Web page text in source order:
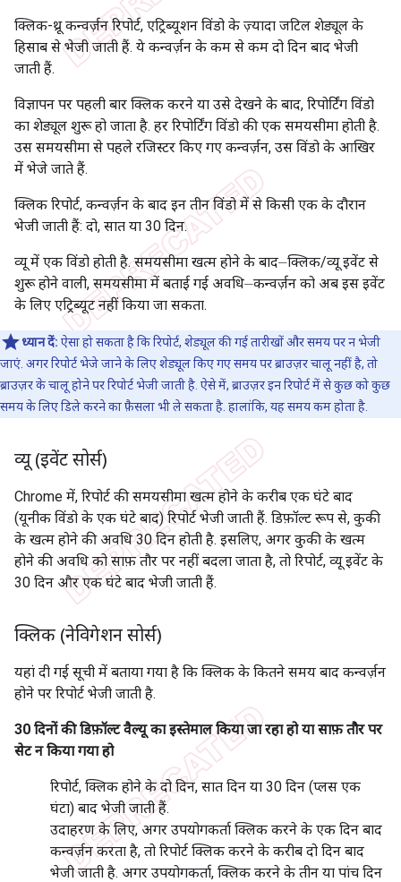
क्लिक-थ्रू कन्वर्ज़न रिपोर्ट, एट्रिब्यूशन विंडो के ज़्यादा जटिल शेड्यूल के
हिसाब से भेजी जाती हैं. ये कन्वर्ज़न के कम से कम दो दिन बाद भेजी
जाती हैं.
विज्ञापन पर पहली बार क्लिक करने या उसे देखने के बाद, रिपोर्टिंग विंडो
का शेड्यूल शुरू हो जाता है. हर रिपोर्टिंग विंडो की एक समयसीमा होती है.
उस समयसीमा से पहले रजिस्टर किए गए कन्वर्ज़न, उस विंडो के आखिर
में भेजे जाते हैं.
क्लिक रिपोर्ट, कन्वर्ज़न के बाद इन तीन विंडो में से किसी एक के दौरान
भेजी जाती हैं: दो, सात या 30 दिन.
व्यू में एक विंडो होती है. समयसीमा खत्म होने के बाद⏤क्लिक/व्यू इवेंट से
शुरू होने वाली, समयसीमा में बताई गई अवधि⏤कन्वर्ज़न को अब इस इवेंट
के लिए एट्रिब्यूट नहीं किया जा सकता.
ध्यान दें: ऐसा हो सकता है कि रिपोर्ट, शेड्यूल की गई तारीखों और समय पर न भेजी
जाएं. अगर रिपोर्ट भेजे जाने के लिए शेड्यूल किए गए समय पर ब्राउज़र चालू नहीं है, तो
ब्राउज़र के चालू होने पर रिपोर्ट भेजी जाती है. ऐसे में, ब्राउज़र इन रिपोर्ट में से कुछ को कुछ
समय के लिए डिले करने का फ़ैसला भी ले सकता है. हालांकि, यह समय कम होता है.
व्यू (इवेंट सोर्स)
Chrome में, रिपोर्ट की समयसीमा खत्म होने के करीब एक घंटे बाद
(यूनीक विंडो के एक घंटे बाद) रिपोर्ट भेजी जाती हैं. डिफ़ॉल्ट रूप से, कुकी
के खत्म होने की अवधि 30 दिन होती है. इसलिए, अगर कुकी के खत्म
होने की अवधि को साफ़ तौर पर नहीं बदला जाता है, तो रिपोर्ट, व्यू इवेंट के
30 दिन और एक घंटे बाद भेजी जाती हैं.
क्लिक (नेविगेशन सोर्स)
यहां दी गई सूची में बताया गया है कि क्लिक के कितने समय बाद कन्वर्ज़न
होने पर रिपोर्ट भेजी जाती है.
30 दिनों की डिफ़ॉल्ट वैल्यू का इस्तेमाल किया जा रहा हो या साफ़ तौर पर
सेट न किया गया हो
रिपोर्ट, क्लिक होने के दो दिन, सात दिन या 30 दिन (प्लस एक
घंटा) बाद भेजी जाती हैं.
उदाहरण के लिए, अगर उपयोगकर्ता क्लिक करने के एक दिन बाद
कन्वर्ज़न करता है, तो रिपोर्ट क्लिक करने के करीब दो दिन बाद
भेजी जाती है. अगर उपयोगकर्ता, क्लिक करने के तीन या पांच दिन